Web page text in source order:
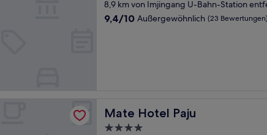
Unterkunft
8,9 km von Imjingang U-Bahn-Station
9.4
9,4/10 Außergewöhnlich (23 Bewertungen)
Mate Hotel Paju
Mate Hotel Paju
4.0-